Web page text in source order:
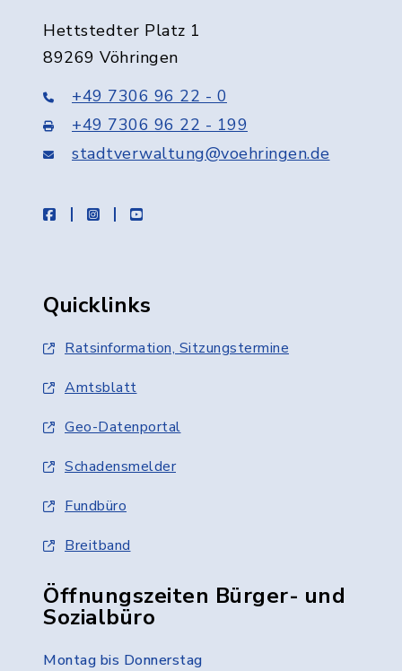
Hettstedter Platz 1
89269 Vöhringen
+49 7306 96 22 - 0
+49 7306 96 22 - 199
stadtverwaltung@voehringen.de
facebookinstagramyoutube
Quicklinks
Ratsinformation, Sitzungstermine
Amtsblatt
Geo-Datenportal
Schadensmelder
Fundbüro
Breitband
Öffnungszeiten Bürger- und
Sozialbüro
Montag bis Donnerstag